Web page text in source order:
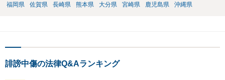
福岡県
佐賀県 長崎県 熊本県 大分県 宮崎県 鹿児島県 沖縄県
誹謗中傷の法律Q&Aランキング